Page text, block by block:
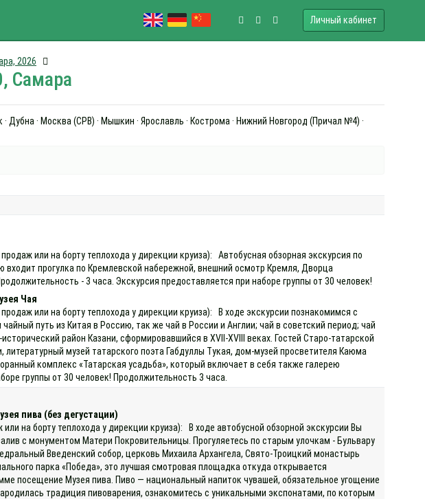
Личный кабинет
2026
Самара
Дубна · Москва (СРВ) · Мышкин · Ярославль · Кострома · Нижний Новгород (Причал №4) ·
или на борту теплохода у дирекции круиза): Автобусная обзорная экскурсия по
прогулка по Кремлевской набережной, внешний осмотр Кремля, Дворца
- 3 часа. Экскурсия предоставляется при наборе группы от 30 человек!
Чая
или на борту теплохода у дирекции круиза): В ходе экскурсии познакомимся с
путь из Китая в Россию, так же чай в России и Англии; чай в советский период; чай
район Казани, сформировавшийся в XVII-XVIII веках. Гостей Старо-татарской
музей татарского поэта Габдуллы Тукая, дом-музей просветителя Каюма
комплекс «Татарская усадьба», который включает в себя также галерею
группы от 30 человек! Продолжительность 3 часа.
пива (без дегустации)
на борту теплохода у дирекции круиза): В ходе автобусной обзорной экскурсии Вы
с монументом Матери Покровительницы. Прогуляетесь по старым улочкам - Бульвару
Введенский собор, церковь Михаила Архангела, Свято-Троицкий монастырь
парка «Победа», это лучшая смотровая площадка откуда открывается
посещение Музея пива. Пиво — национальный напиток чувашей, обязательное угощение
традиция пивоварения, ознакомитесь с уникальными экспонатами, по которым